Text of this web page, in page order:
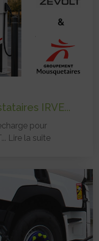
IRVE...
pour
Lire la suite